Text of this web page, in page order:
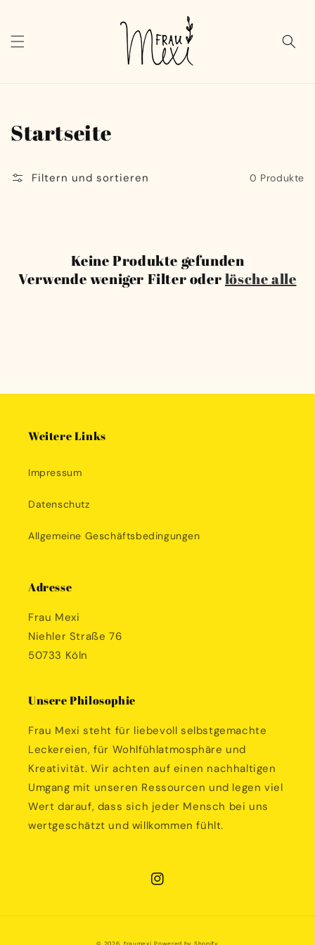
Kategorie:
Startseite
Filtern und sortieren 0 Produkte
Keine Produkte gefunden
Verwende weniger Filter oderlösche alle
Weitere Links
Impressum
Datenschutz
Allgemeine Geschäftsbedingungen
Adresse
Frau Mexi
Niehler Straße 76
50733 Köln
Unsere Philosophie
Frau Mexi steht für liebevoll selbstgemachte
Leckereien, für Wohlfühlatmosphäre und
Kreativität. Wir achten auf einen nachhaltigen
Umgang mit unseren Ressourcen und legen viel
Wert darauf, dass sich jeder Mensch bei uns
wertgeschätzt und willkommen fühlt.
Instagram